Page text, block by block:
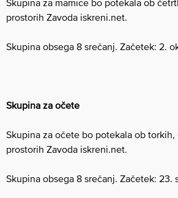
Skupina za mamice bo potekala ob
prostorih Zavoda iskreni.net.
Skupina obsega 8 srečanj. Začetek: 2.
Skupina za očete
Skupina za očete bo potekala ob torkih,
prostorih Zavoda iskreni.net.
Skupina obsega 8 srečanj. Začetek: 23.